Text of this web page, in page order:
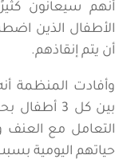
أنهم سيعانون
الأطفال الذين
أن يتم إنقاذهم.
وأفادت المنظمة
بين كل 3
التعامل مع
حياتهم اليومية